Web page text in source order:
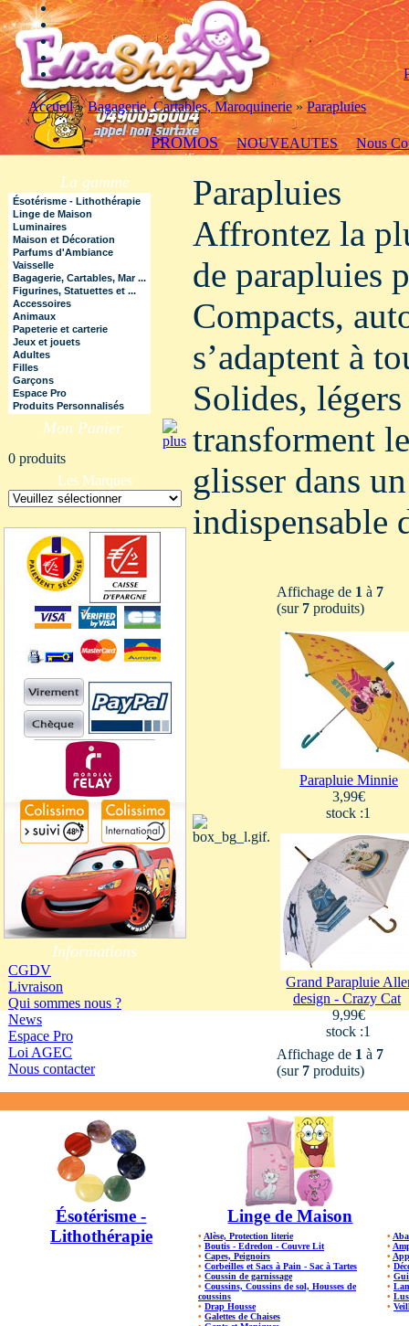
Accueil»Bagagerie, Cartables, Maroquinerie»Parapluies
PROMOS NOUVEAUTES Nous
La gamme
Ésotérisme - Lithothérapie
Linge de Maison
Luminaires
Maison et Décoration
Parfums d'Ambiance
Vaisselle
Bagagerie, Cartables, Mar ...
Figurines, Statuettes et ...
Accessoires
Animaux
Papeterie et carterie
Jeux et jouets
Adultes
Filles
Garçons
Espace Pro
Produits Personnalisés
Mon Panier
0 produits
Les Marques
Informations
CGDV
Livraison
Qui sommes nous ?
News
Espace Pro
Loi AGEC
Nous contacter
Parapluies
Affrontez la
de parapluies
Compacts,
s’adaptent à
Solides,
transforment
glisser dans
indispensable
Affichage de 1 à 7
(sur 7 produits)
Parapluie Minnie
3,99€
stock :1
Grand Parapluie
design - Crazy Cat
9,99€
stock :1
Affichage de 1 à 7
(sur 7 produits)
Ésotérisme -
Lithothérapie
Linge de Maison
• Alèse, Protection literie
• Boutis - Edredon - Couvre Lit
• Capes, Peignoirs
• Corbeilles et Sacs à Pain - Sac à Tartes
• Coussin de garnissage
• Coussins, Coussins de sol, Housses de
coussins
• Drap Housse
• Galettes de Chaises
•
•
•
•
•
•
•
•